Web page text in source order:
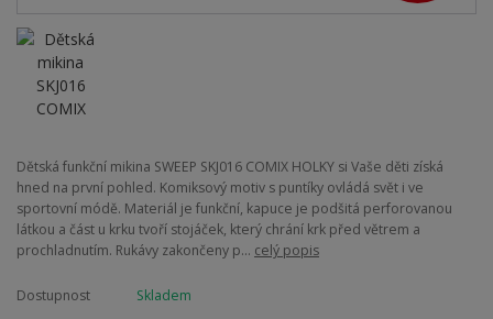
Dětská funkční mikina SWEEP SKJ016 COMIX HOLKY si Vaše děti získá
hned na první pohled. Komiksový motiv s puntíky ovládá svět i ve
sportovní módě. Materiál je funkční, kapuce je podšitá perforovanou
látkou a část u krku tvoří stojáček, který chrání krk před větrem a
prochladnutím. Rukávy zakončeny p... celý popis
Dostupnost
Skladem